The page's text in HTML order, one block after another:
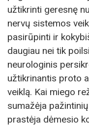
užtikrinti geresnę
nervų sistemos
pasirūpinti ir
daugiau nei tik
neurologinis
užtikrinantis proto
veiklą. Kai miego
sumažėja
prastėja dėmesio